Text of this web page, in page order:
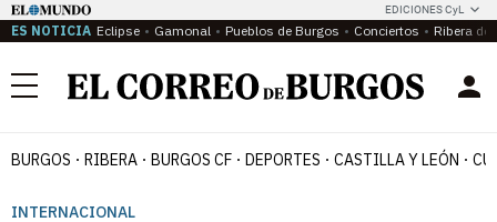
EDICIONES CyL
ES NOTICIA Eclipse Gamonal Pueblos de Burgos Conciertos Ribera del
Menú
BURGOS RIBERA BURGOS CF DEPORTES CASTILLA Y LEÓN
INTERNACIONAL